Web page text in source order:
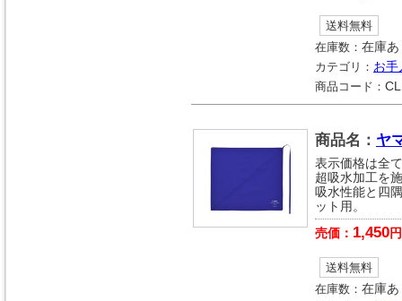
送料無料
在庫数： 在庫あ
カテゴリ： お手
商品コード：
商品名： ヤ
表示価格は全
超吸水加工を
吸水性能と四
ット用。
売価： 1,450 円
送料無料
在庫数： 在庫あ